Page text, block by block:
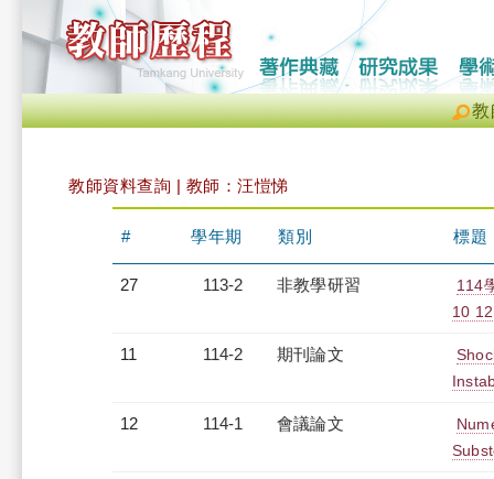
教
教師資料查詢 | 教師：汪愷悌
# 學年期 類別 標題
27 113-2 非教學研習
114
10
11 114-2 期刊論文
12 114-1 會議論文